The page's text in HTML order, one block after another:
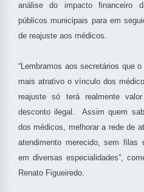
análise do impacto financeiro
públicos municipais para em
de reajuste aos médicos.
“Lembramos aos secretários que
mais atrativo o vínculo dos
reajuste só terá realmente
desconto ilegal. Assim quem
dos médicos, melhorar a rede de
atendimento merecido, sem filas
em diversas especialidades”,
Renato Figueiredo.